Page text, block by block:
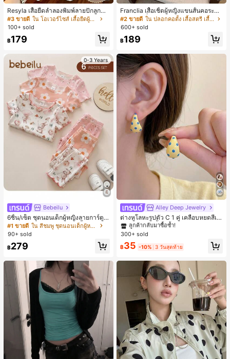
Resyla เสื้อยืดลำลองพิมพ์ลายปักลูกปัด
รูปโบว์ขนาดใหญ่สำหรับผู้หญิง
#3 ขายดี
ใน โอเวอร์ไซส์ เสื้อยืดผู้หญิง
100+ sold
฿179
0-3 Years
Bebeilu
6ชิ้น/เซ็ต ชุดนอนเด็กผู้หญิงลายการ์ตูน
หมีและดอกไม้ คอกลม แขนสั้น กางเกง
ขาสั้น ขอบระบาย สวมใส่สบาย
#1 ขายดี
ใน สีชมพู ชุดนอนเด็กผู้หญิง
90+ sold
฿279
Franclia เสื้อเชิ้ตผู้หญิงแขนสั้นคอระบา
ยกระดุมเดี่ยวลายทาง
#2 ขายดี
ใน ปลอกคอตั้ง เสื้อสตรี เสื้อเบลาส์ & Tee
600+ sold
฿189
Alley Deep Jewelry
ต่างหูโลหะรูปตัว C 1 คู่ เคลือบหยดสีเห
ลือง ลายจุดสีน้ำเงิน สไตล์ยุโรปและอเม
ริกัน แฟชั่นส่วนตัว หวานและสง่างาม
สำหรับผู้หญิงและเด็กหญิง สำหรับการเ
ดินทาง งานแต่งงาน ปาร์ตี้ วันเกิด ของ
#1 ขายดี ใน โบโฮ ต่างหูผู้หญิง
ลูกค้ากลับมาซื้อซ้ำ!
เกือบหมดแล้ว!
#1 ขายดี ใน โบโฮ ต่างหูผู้หญิง
ลูกค้ากลับมาซื้อซ้ำ!
เกือบหมดแล้ว!
#1 ขายดี ใน โบโฮ ต่างหูผู้หญิง
ลูกค้ากลับมาซื้อซ้ำ!
เกือบหมดแล้ว!
#1 ขายดี ใน โบโฮ ต่างหูผู้หญิง
เกือบหมดแล้ว!
300+ sold
฿35 -10% 3 วันสุดท้าย